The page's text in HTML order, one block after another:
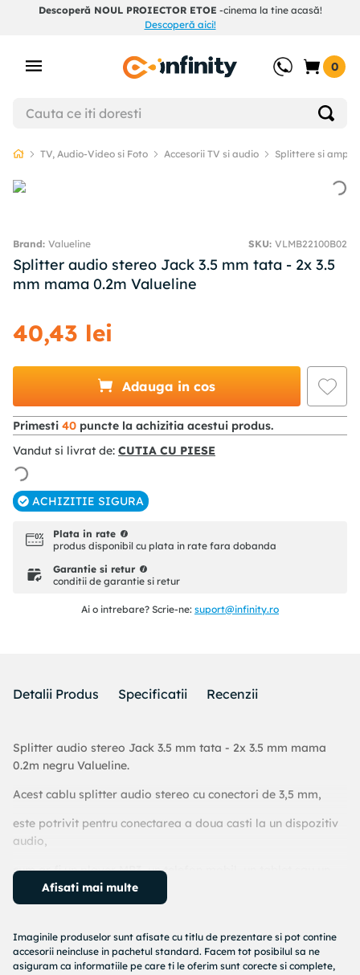
Descoperă NOUL PROIECTOR ETOE -cinema la tine acasă!
Descoperă aici!
0
TV, Audio-Video si Foto Accesorii TV si audio Splittere si
Valueline SKU: VLMB22100B02
Splitter audio stereo Jack 3.5 mm tata - 2x 3.5
mm mama 0.2m Valueline
40,43 lei
Adauga in cos
Primesti 40 puncte la achizitia acestui produs.
Vandut si livrat de: CUTIA CU PIESE
ACHIZITIE SIGURA
Plata in rate
produs disponibil cu plata in rate fara dobanda
Garantie si retur
conditii de garantie si retur
Ai o intrebare? Scrie-ne: suport@infinity.ro
Detalii Produs Specificatii Recenzii
Splitter audio stereo Jack 3.5 mm tata - 2x 3.5 mm mama
0.2m negru Valueline.
Acest cablu splitter audio stereo cu conectori de 3,5 mm,
este potrivit pentru conectarea a doua casti la un dispozitiv
audio,
cum ar fi un player MP3, un telefon mobil, un tablet sau un
Conexiunea A 3,5 mm tata.
Afisati mai multe
Imaginile produselor sunt afisate cu titlu de prezentare si pot contine
accesorii neincluse in pachetul standard. Facem tot posibilul sa ne
asiguram ca informatiile pe care ti le oferim sunt corecte si complete,